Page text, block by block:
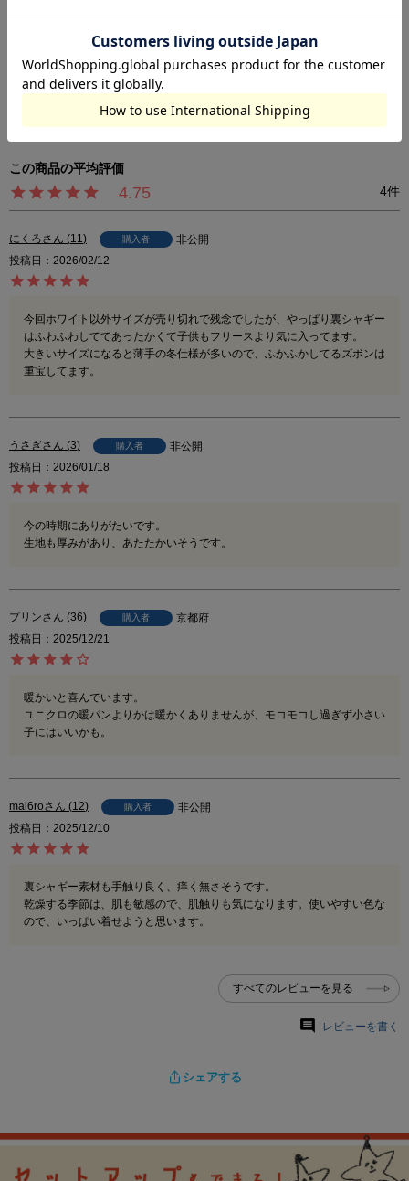
※カラーバリエーションの平置き画像が実際に近いお色味になっておりま
※尚、お客様のご使用のモニターやブラウザなどの環境により、実物と異な
る場合がございます。
4.75 4
にくろ 11 購入者
非公開
投稿日
2026/02/12
今回ホワイト以外サイズが売り切れで残念でしたが、やっぱり裏シャギー
はふわふわしててあったかくて子供もフリースより気に入ってます。
大きいサイズになると薄手の冬仕様が多いので、ふかふかしてるズボンは
重宝してます。
うさぎ 3 購入者
非公開
投稿日
2026/01/18
今の時期にありがたいです。
生地も厚みがあり、あたたかいそうです。
プリン 36 購入者
京都府
投稿日
2025/12/21
暖かいと喜んでいます。
ユニクロの暖パンよりかは暖かくありませんが、モコモコし過ぎず小さい
子にはいいかも。
mai6ro 12 購入者
非公開
投稿日
2025/12/10
裏シャギー素材も手触り良く、痒く無さそうです。
乾燥する季節は、肌も敏感ので、肌触りも気になります。使いやすい色な
ので、いっぱい着せようと思います。
すべてのレビューを見る
レビューを書く
シェアする